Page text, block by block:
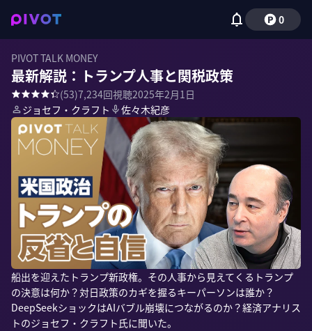
0
PIVOT TALK MONEY
最新解説：トランプ人事と関税政策
(53)7,234回視聴2025年2月1日
ジョセフ・クラフト
佐々木紀彦
船出を迎えたトランプ新政権。その人事から見えてくるトランプ
の決意は何か？対日政策のカギを握るキーパーソンは誰か？
DeepSeekショックはAIバブル崩壊につながるのか？経済アナリス
トのジョセフ・クラフト氏に聞いた。